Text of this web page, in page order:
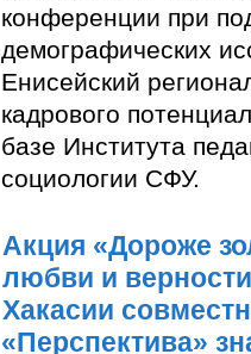
конференции при
демографических
Енисейский
кадрового
базе Института
социологии СФУ.
Акция «Дороже
любви и
Хакасии
«Перспектива»